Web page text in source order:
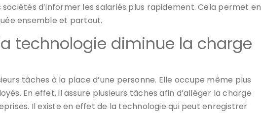
d’informer les salariés plus rapidement. Cela permet en
ensemble et partout.
technologie diminue la charge
tâches à la place d’une personne. Elle occupe même plus
En effet, il assure plusieurs tâches afin d’alléger la charge
Il existe en effet de la technologie qui peut enregistrer